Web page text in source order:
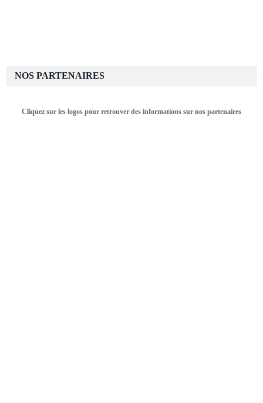
NOS PARTENAIRES
Cliquez sur les logos pour retrouver des informations sur nos partenaires